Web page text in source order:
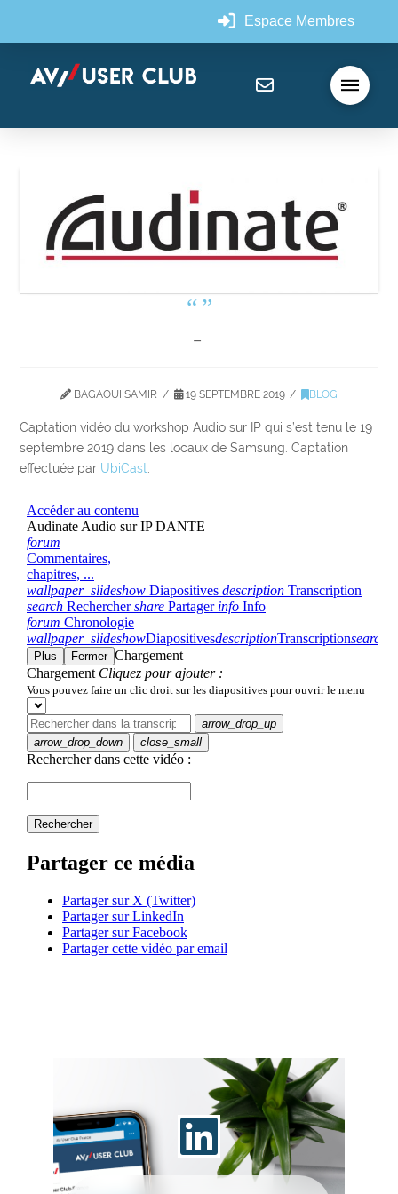
Espace Membres
BAGAOUI SAMIR 19 SEPTEMBRE 2019 BLOG
Captation vidéo du workshop Audio sur IP qui s’est tenu le 19
septembre 2019 dans les locaux de Samsung. Captation
effectuée par UbiCast.